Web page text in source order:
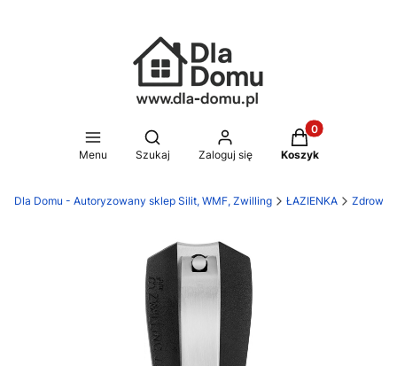
Menu
Otwórz wyszukiwarkę
Szukaj Zaloguj się
Produkty w
Koszyk
Dla Domu - Autoryzowany sklep Silit, WMF, Zwilling ŁAZIENKA Zdrowie